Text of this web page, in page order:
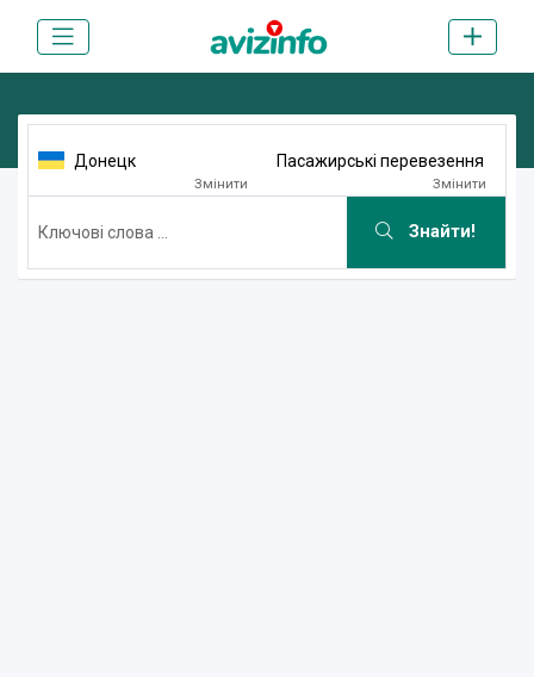
Донецк
Змінити
Пасажирські перевезення
Змінити
Знайти!